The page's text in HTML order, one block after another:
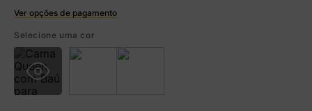
Ver opções de pagamento
R$ 1.044,99 à vista no Boleto
(5% de desconto)
Você economiza
Selecione uma cor